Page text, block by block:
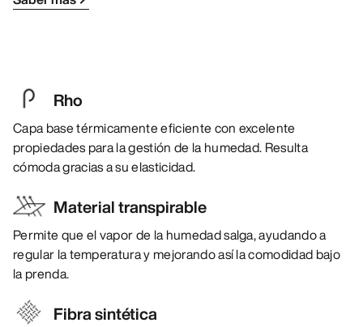
Rho
Capa base térmicamente eficiente con excelente
propiedades para la gestión de la humedad. Resulta
cómoda gracias a su elasticidad.
Material transpirable
Permite que el vapor de la humedad salga, ayudando a
regular la temperatura y mejorando así la comodidad bajo
la prenda.
Fibra sintética